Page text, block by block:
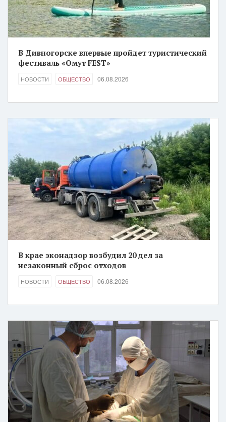
В Дивногорске впервые пройдет туристический
фестиваль «Омут FEST»
НОВОСТИ ОБЩЕСТВО 06.08.2026
В крае эконадзор возбудил 20 дел за
незаконный сброс отходов
НОВОСТИ ОБЩЕСТВО 06.08.2026